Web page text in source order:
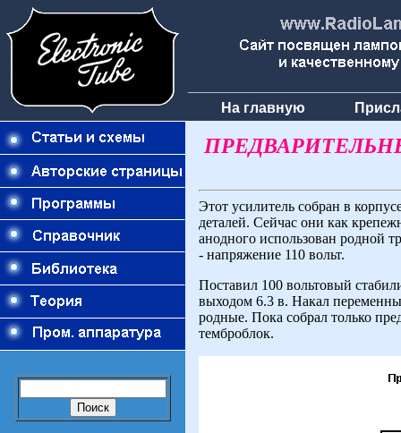
На главную
Этот усилитель собран в
деталей. Сейчас они как
анодного использован родной
- напряжение 110 вольт.
Поставил 100 вольтовый
выходом 6.3 в. Накал
родные. Пока собрал только
темброблок.